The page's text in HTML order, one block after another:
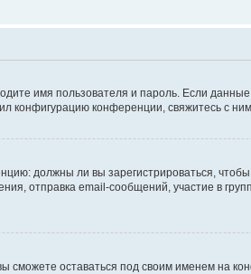
имя пользователя и пароль. Если
конфигурацию конференции, свяжитесь с
должны ли вы зарегистрироваться,
отправка email-сообщений, участие в
сможете оставаться под своим именем на